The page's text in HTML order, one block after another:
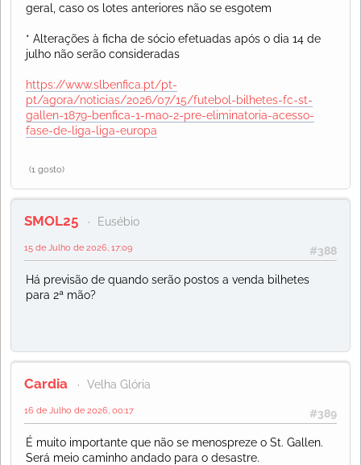
geral, caso os lotes anteriores não se esgotem
* Alterações à ficha de sócio efetuadas após o dia 14 de
julho não serão consideradas
https://www.slbenfica.pt/pt-
pt/agora/noticias/2026/07/15/futebol-bilhetes-fc-st-
gallen-1879-benfica-1-mao-2-pre-eliminatoria-acesso-
fase-de-liga-liga-europa
(1 gosto)
SMOL25 Eusébio
#388
15 de Julho de 2026, 17:09
Há previsão de quando serão postos a venda bilhetes
para 2ª mão?
Cardia Velha Glória
#389
16 de Julho de 2026, 00:17
É muito importante que não se menospreze o St. Gallen.
Será meio caminho andado para o desastre.